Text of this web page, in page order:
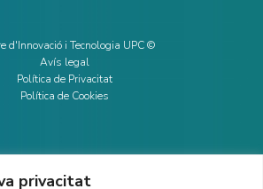
privacitat
d'Innovació i Tecnologia UPC ©
Avís legal
Política de Privacitat
Política de Cookies
CONTACTE